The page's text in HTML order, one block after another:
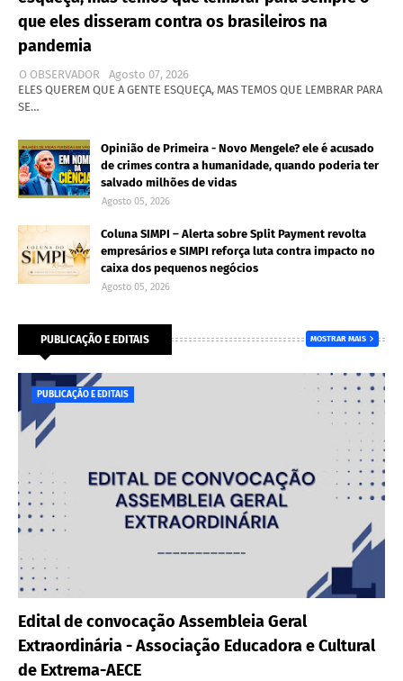
que eles disseram contra os brasileiros na
pandemia
O OBSERVADOR
Agosto 07, 2026
ELES QUEREM QUE A GENTE ESQUEÇA, MAS TEMOS QUE LEMBRAR PARA
SE…
Opinião de Primeira - Novo Mengele? ele é acusado
de crimes contra a humanidade, quando poderia ter
salvado milhões de vidas
Agosto 05, 2026
Coluna SIMPI – Alerta sobre Split Payment revolta
empresários e SIMPI reforça luta contra impacto no
caixa dos pequenos negócios
Agosto 05, 2026
PUBLICAÇÃO E EDITAIS MOSTRAR MAIS
PUBLICAÇÃO E EDITAIS
Edital de convocação Assembleia Geral
Extraordinária - Associação Educadora e Cultural
de Extrema-AECE